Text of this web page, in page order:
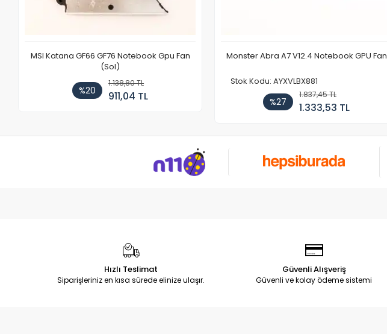
MSI Katana GF66 GF76 Notebook Gpu Fan
(Sol)
%20
1.138,80 TL
911,04 TL
Monster Abra A7 V12.4 Notebook GPU Fan
Stok Kodu: AYXVLBX881
%27
1.837,45 TL
1.333,53 TL
Hızlı Teslimat
Siparişleriniz en kısa sürede elinize ulaşır.
Güvenli Alışveriş
Güvenli ve kolay ödeme sistemi